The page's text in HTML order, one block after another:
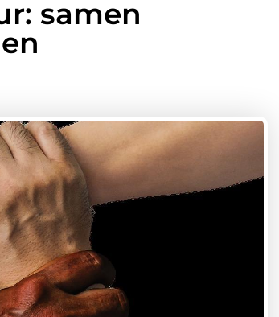
samen